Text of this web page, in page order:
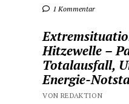
1 Kommentar
Hitzewelle –
Totalausfall,
Energie-
VON REDAKTION